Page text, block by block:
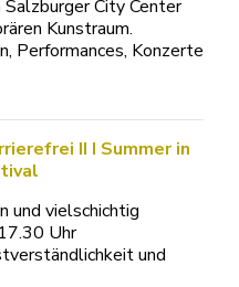
City Center
Kunstraum.
Performances, Konzerte
II I Summer in
und vielschichtig
Uhr
und